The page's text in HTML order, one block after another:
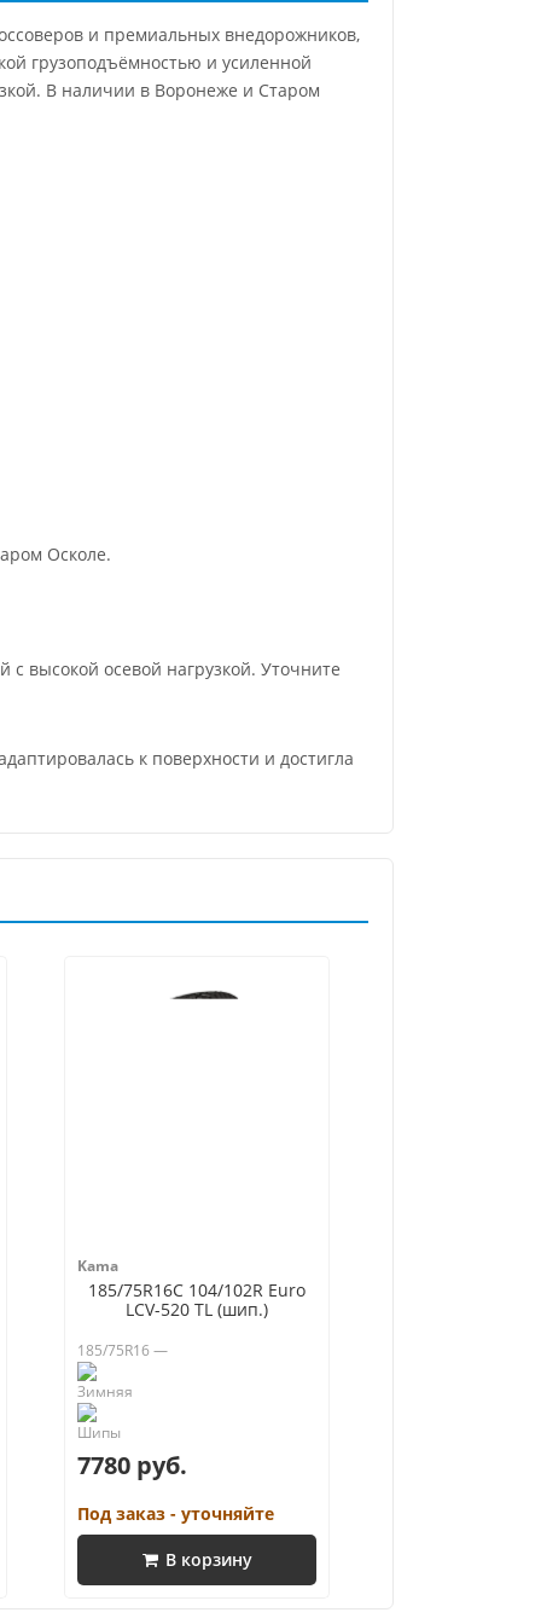
и премиальных внедорожников,
грузоподъёмностью и усиленной
В наличии в Воронеже и Старом
Осколе.
высокой осевой нагрузкой. Уточните
к поверхности и достигла
Kama
185/75R16C 104/102R Euro
LCV-520 TL (шип.)
185/75R16 —
7780 руб.
Под заказ - уточняйте
В корзину